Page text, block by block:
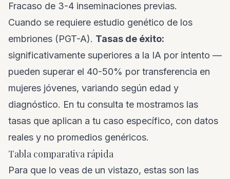
Fracaso de 3-4 inseminaciones previas.
Cuando se requiere estudio genético de los
embriones (PGT-A). Tasas de éxito:
significativamente superiores a la IA por intento —
pueden superar el 40-50% por transferencia en
mujeres jóvenes, variando según edad y
diagnóstico. En tu consulta te mostramos las
tasas que aplican a tu caso específico, con datos
reales y no promedios genéricos.
Tabla comparativa rápida
Para que lo veas de un vistazo, estas son las